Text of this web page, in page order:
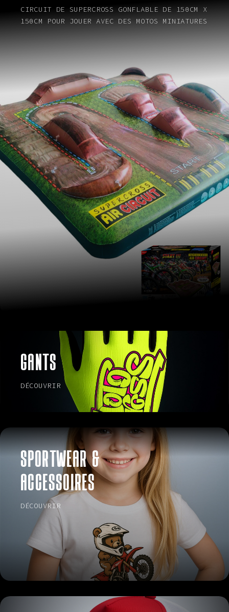
CIRCUIT DE SUPERCROSS GONFLABLE DE 150CM X
150CM POUR JOUER AVEC DES MOTOS MINIATURES
GANTS
DÉCOUVRIR
SPORTWEAR &
ACCESSOIRES
DÉCOUVRIR